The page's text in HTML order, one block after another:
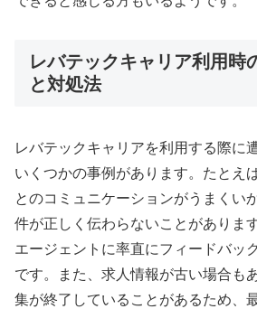
レバテックキャリア利用時
と対処法
レバテックキャリアを利用する際に
いくつかの事例があります。たとえ
とのコミュニケーションがうまくい
件が正しく伝わらないことがありま
エージェントに率直にフィードバッ
です。また、求人情報が古い場合も
集が終了していることがあるため、